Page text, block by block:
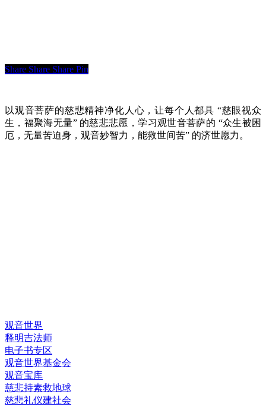
Share Share Share Pin
以观音菩萨的慈悲精神净化人心，让每个人都具 “慈眼视众
生，福聚海无量” 的慈悲悲愿，学习观世音菩萨的 “众生被困
厄，无量苦迫身，观音妙智力，能救世间苦” 的济世愿力。
观音世界
释明吉法师
电子书专区
观音世界基金会
观音宝库
慈悲持素救地球
慈悲礼仪建社会